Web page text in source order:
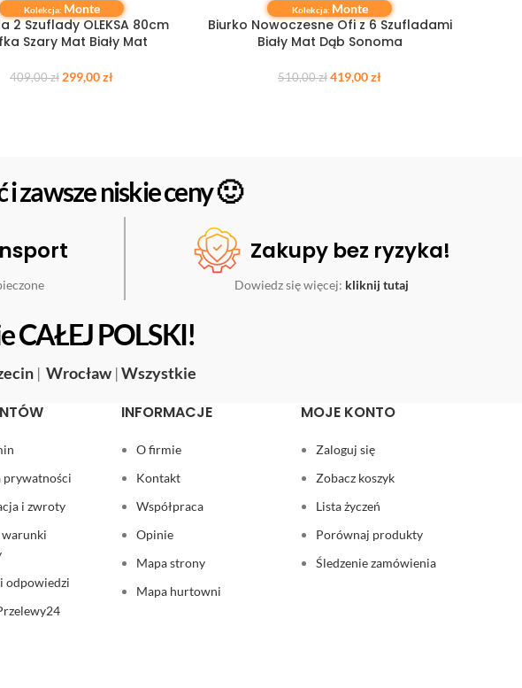
WIĘCEJ
Kolekcja: Monte
2 Szuflady OLEKSA 80cm
Szary Mat Biały Mat
409,00zł 299,00zł
DODAJ DO KOSZYKA
Kolekcja: Monte
Biurko Nowoczesne Ofi z 6 Szufladami
Biały Mat Dąb Sonoma
510,00zł 419,00zł
zawsze niskie ceny 🙂
Zakupy bez ryzyka!
Dowiedz się więcej: kliknij tutaj
CAŁEJ POLSKI!
| Wrocław |Wszystkie
prywatności
i zwroty
warunki
odpowiedzi
INFORMACJE
O firmie
Kontakt
Współpraca
Opinie
Mapa strony
Mapa hurtowni
MOJE KONTO
Zaloguj się
Zobacz koszyk
Lista życzeń
Porównaj produkty
Śledzenie zamówienia